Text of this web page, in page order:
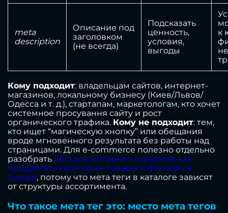
meta
description
Описание под
заголовком
(не всегда)
Подсказать
ценность,
условия,
выгоды
к
Кому подходит: владельцам сайтов, интернет-
магазинов, локальному бизнесу (Киев/Львов/
Одесса и т. д.), стартапам, маркетологам, кто хочет
системное просування сайту и рост
органического трафика. Кому не подходит: тем,
кто ищет “магическую кнопку” или обещания
вроде мгновенного результата без работы над
страницами. Для e-commerce полезно отдельно
разобрать SEO для интернет-магазина: как
продвигать категории, товары и фильтры в
Google, потому что мета теги в каталоге зависят
от структуры ассортимента.
Что такое мета тег это: место мета тегов